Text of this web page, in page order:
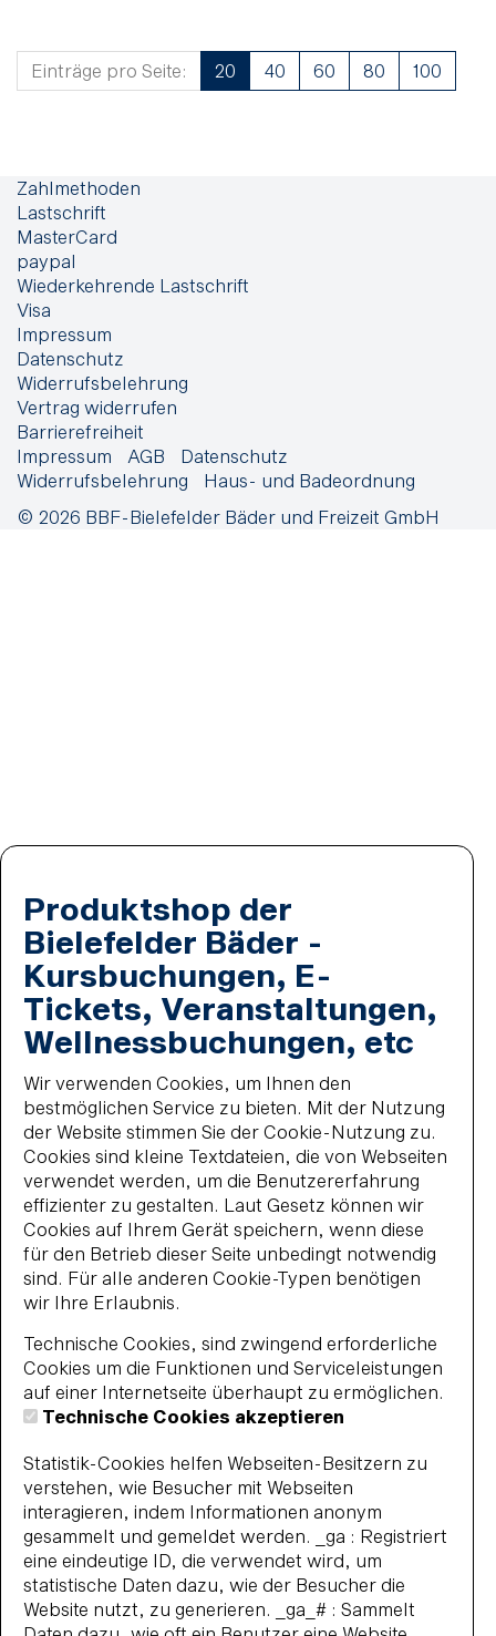
Einträge pro Seite: 20 40 60 80 100
Zahlmethoden
Lastschrift
MasterCard
paypal
Wiederkehrende Lastschrift
Visa
Impressum
Datenschutz
Widerrufsbelehrung
Vertrag widerrufen
Barrierefreiheit
Impressum
AGB
Datenschutz
Widerrufsbelehrung
Haus- und Badeordnung
© 2026 BBF-Bielefelder Bäder und Freizeit GmbH
Produktshop der
Bielefelder Bäder -
Kursbuchungen, E-
Tickets, Veranstaltungen,
Wellnessbuchungen, etc
Wir verwenden Cookies, um Ihnen den
bestmöglichen Service zu bieten. Mit der Nutzung
der Website stimmen Sie der Cookie-Nutzung zu.
Cookies sind kleine Textdateien, die von Webseiten
verwendet werden, um die Benutzererfahrung
effizienter zu gestalten. Laut Gesetz können wir
Cookies auf Ihrem Gerät speichern, wenn diese
für den Betrieb dieser Seite unbedingt notwendig
sind. Für alle anderen Cookie-Typen benötigen
wir Ihre Erlaubnis.
Technische Cookies, sind zwingend erforderliche
Cookies um die Funktionen und Serviceleistungen
auf einer Internetseite überhaupt zu ermöglichen.
Technische Cookies akzeptieren
Statistik-Cookies helfen Webseiten-Besitzern zu
verstehen, wie Besucher mit Webseiten
interagieren, indem Informationen anonym
gesammelt und gemeldet werden. _ga : Registriert
eine eindeutige ID, die verwendet wird, um
statistische Daten dazu, wie der Besucher die
Website nutzt, zu generieren. _ga_# : Sammelt